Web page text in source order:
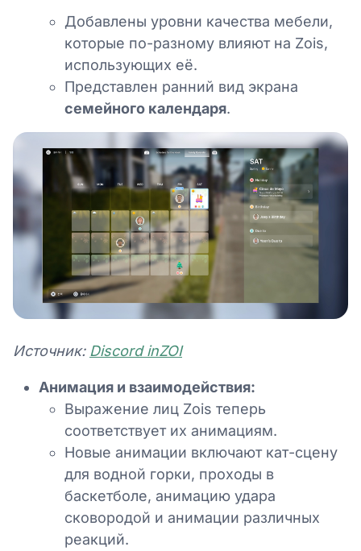
Добавлены уровни качества мебели,
которые по-разному влияют на Zois,
использующих её.
Представлен ранний вид экрана
семейного календаря.
Источник: Discord inZOI
Анимация и взаимодействия:
Выражение лиц Zois теперь
соответствует их анимациям.
Новые анимации включают кат-сцену
для водной горки, проходы в
баскетболе, анимацию удара
сковородой и анимации различных
реакций.